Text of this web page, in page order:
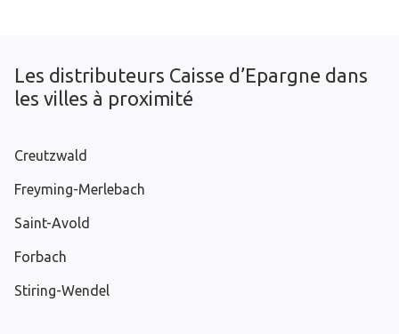
Les distributeurs Caisse d’Epargne dans
les villes à proximité
Creutzwald
Freyming-Merlebach
Saint-Avold
Forbach
Stiring-Wendel